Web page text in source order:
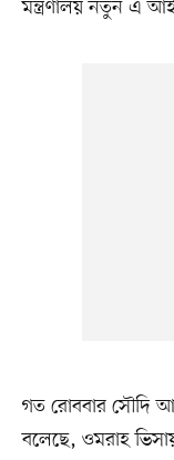
মন্ত্রণালয় নতুন এ
গত রোববার সৌদি
বলেছে, ওমরাহ